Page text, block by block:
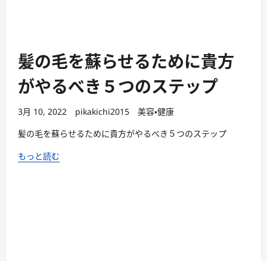
髪の毛を蘇らせるために貴方
がやるべき５つのステップ
3月 10, 2022 pikakichi2015
美容・健康
髪の毛を蘇らせるために貴方がやるべき５つのステップ
もっと読む